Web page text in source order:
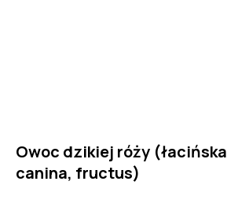
Owoc dzikiej róży
canina, fructus)